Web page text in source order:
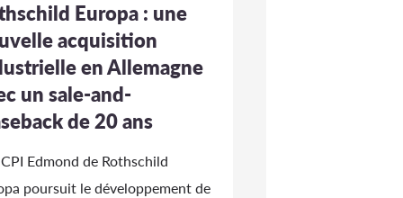
Europa : une
acquisition
en Allemagne
un sale-and-
de 20 ans
Edmond de Rothschild
poursuit le développement de